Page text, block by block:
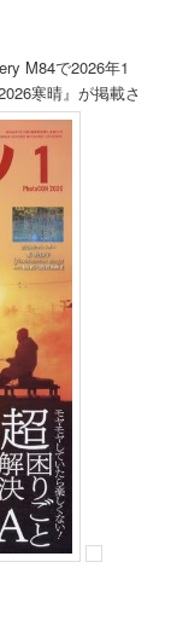
M84で2026年1
寒晴』が掲載さ